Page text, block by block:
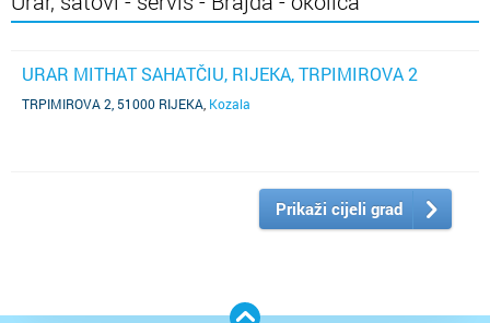
URAR MITHAT SAHATČIU, RIJEKA, TRPIMIROVA 2
TRPIMIROVA 2, 51000 RIJEKA Kozala
Prikaži cijeli grad